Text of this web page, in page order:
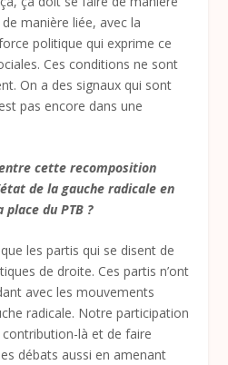
manière liée, avec la
politique qui exprime ce
Ces conditions ne sont
On a des signaux qui sont
pas encore dans une
cette recomposition
de la gauche radicale en
du PTB ?
les partis qui se disent de
de droite. Ces partis n’ont
avec les mouvements
radicale. Notre participation
là et de faire
débats aussi en amenant